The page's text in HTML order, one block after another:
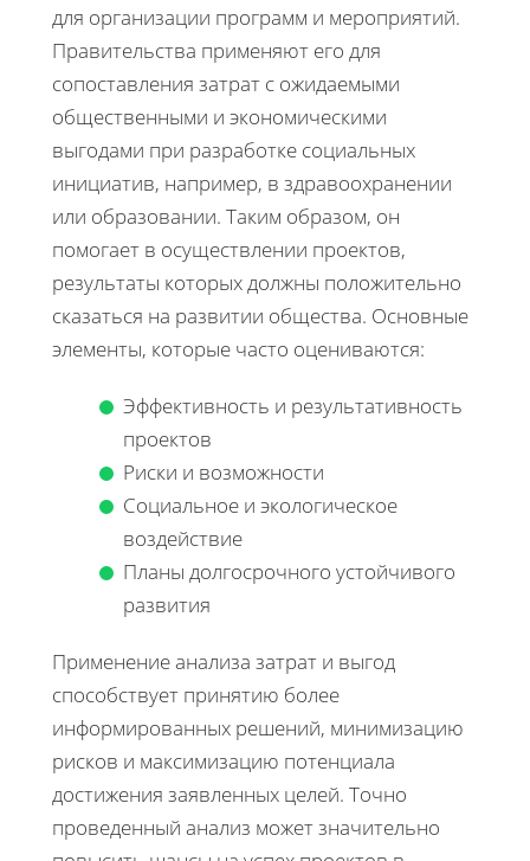
для организации программ и мероприятий.
Правительства применяют его для
сопоставления затрат с ожидаемыми
общественными и экономическими
выгодами при разработке социальных
инициатив, например, в здравоохранении
или образовании. Таким образом, он
помогает в осуществлении проектов,
результаты которых должны положительно
сказаться на развитии общества. Основные
элементы, которые часто оцениваются:
Эффективность и результативность
проектов
Риски и возможности
Социальное и экологическое
воздействие
Планы долгосрочного устойчивого
развития
Применение анализа затрат и выгод
способствует принятию более
информированных решений, минимизацию
рисков и максимизацию потенциала
достижения заявленных целей. Точно
проведенный анализ может значительно